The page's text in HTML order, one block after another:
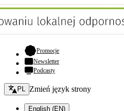
Promocje- otwiera się w nowej karcie
Newsletter
Podcasty
Zmień język - bieżący:
PL Zmień język strony
English (EN)